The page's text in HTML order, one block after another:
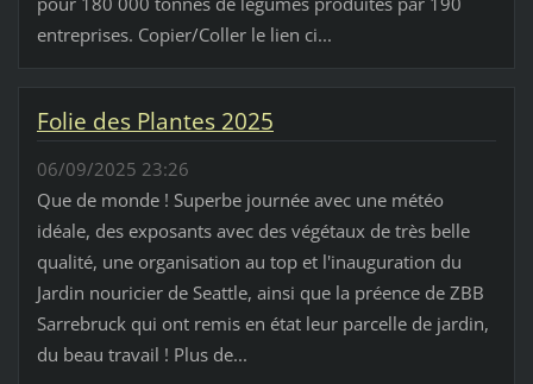
entreprises. Copier/Coller le lien ci...
Folie des Plantes 2025
06/09/2025 23:26
Que de monde ! Superbe journée avec une météo
idéale, des exposants avec des végétaux de très belle
qualité, une organisation au top et l'inauguration du
Jardin nouricier de Seattle, ainsi que la préence de ZBB
Sarrebruck qui ont remis en état leur parcelle de jardin,
du beau travail ! Plus de...